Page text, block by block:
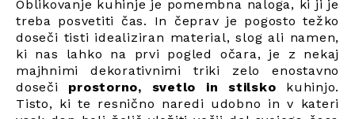
Oblikovanje kuhinje je pomembna naloga, ki ji je
treba posvetiti čas. In čeprav je pogosto težko
doseči tisti idealiziran material, slog ali namen,
ki nas lahko na prvi pogled očara, je z nekaj
majhnimi dekorativnimi triki zelo enostavno
doseči prostorno, svetlo in stilsko kuhinjo.
Tisto, ki te resnično naredi udobno in v kateri